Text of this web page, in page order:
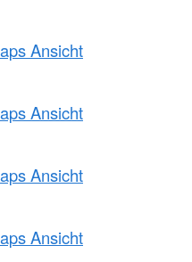
Ansicht
Ansicht
Ansicht
Ansicht